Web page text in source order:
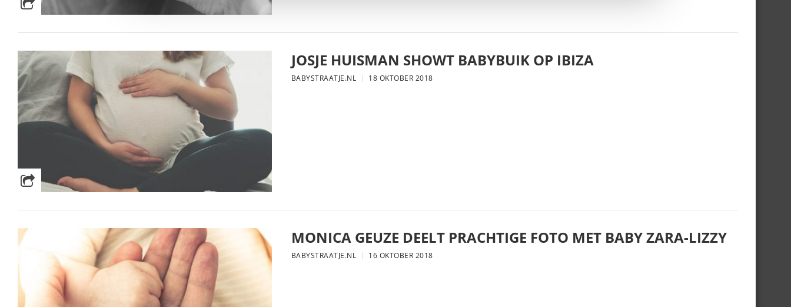
JOSJE HUISMAN SHOWT BABYBUIK OP IBIZA
BABYSTRAATJE.NL 18 OKTOBER 2018
MONICA GEUZE DEELT PRACHTIGE FOTO MET BABY ZARA-LIZZY
BABYSTRAATJE.NL 16 OKTOBER 2018